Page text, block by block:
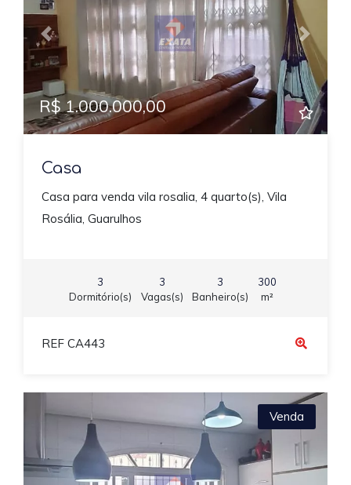
Previous Next
R$ 1.000.000,00
Casa
Casa para venda vila rosalia, 4 quarto(s), Vila
Rosália, Guarulhos
3
Dormitório(s)
3
Vagas(s)
3
Banheiro(s)
300
m²
REF CA443
Venda